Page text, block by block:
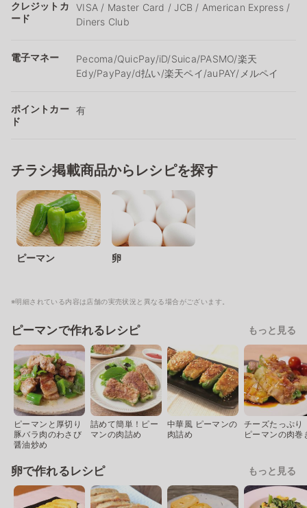
クレジットカ
ード
VISA / Master Card / JCB / American Express /
Diners Club
電子マネー
Pecoma/QuicPay/iD/Suica/PASMO/楽天
Edy/PayPay/d払い/楽天ペイ/auPAY/メルペイ
ポイントカー
ド
有
チラシ掲載商品からレシピを探す
ピーマン 卵
※明細されている内容は店舗の実売状況と異なる場合がございます。
ピーマンで作れるレシピ もっと見る
ピーマンと厚切り
豚バラ肉のわさび
醤油炒め
詰めて簡単！ピー
マンの肉詰め
中華風 ピーマンの
肉詰め
チーズたっぷり
ピーマンの肉巻
卵で作れるレシピ もっと見る